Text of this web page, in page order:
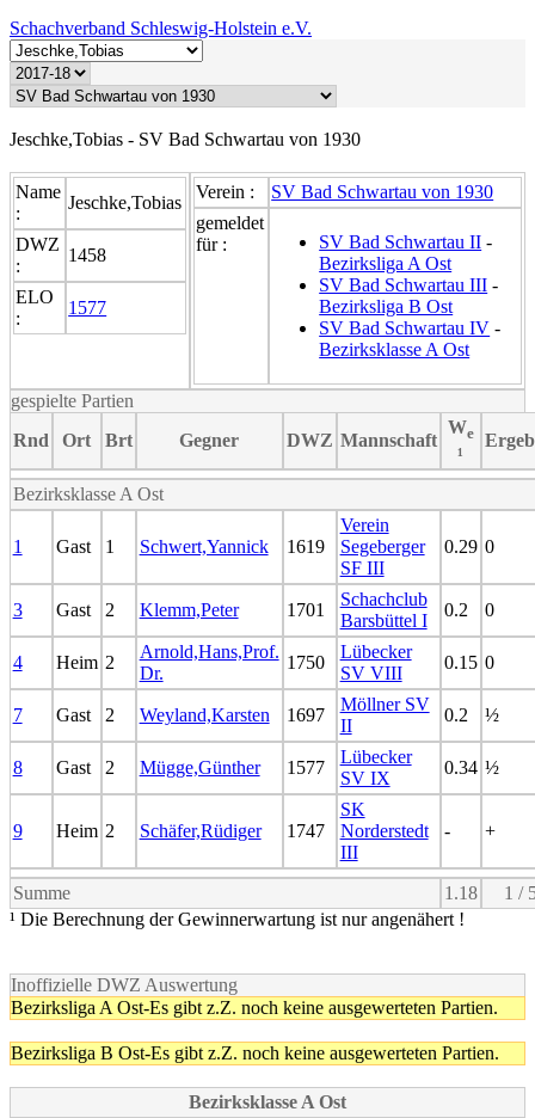
Schachverband Schleswig-Holstein e.V.
Jeschke,Tobias - SV Bad Schwartau von 1930
Name
:
Jeschke,Tobias
DWZ
:
1458
ELO
:
1577
Verein :
SV Bad Schwartau von 1930
gemeldet
für :
SV Bad Schwartau II -
Bezirksliga A Ost
SV Bad Schwartau III -
Bezirksliga B Ost
SV Bad Schwartau IV -
Bezirksklasse A Ost
gespielte Partien
Rnd
Ort Brt Gegner DWZ Mannschaft
We
¹
Bezirksklasse A Ost
1 Gast 1 Schwert,Yannick 1619
Verein
Segeberger
SF III
0.29 0
3 Gast 2 Klemm,Peter 1701
Schachclub
Barsbüttel I
0.2 0
4 Heim 2
Arnold,Hans,Prof.
Dr.
1750
Lübecker
SV VIII
0.15 0
7 Gast 2 Weyland,Karsten 1697
Möllner SV
II
0.2 ½
8 Gast 2 Mügge,Günther 1577
Lübecker
SV IX
0.34 ½
9 Heim 2 Schäfer,Rüdiger 1747
SK
Norderstedt
III
- +
Summe 1.18
1 /
¹ Die Berechnung der Gewinnerwartung ist nur angenähert !
Inoffizielle DWZ Auswertung
Bezirksliga A Ost-Es gibt z.Z. noch keine ausgewerteten Partien.
Bezirksliga B Ost-Es gibt z.Z. noch keine ausgewerteten Partien.
Bezirksklasse A Ost